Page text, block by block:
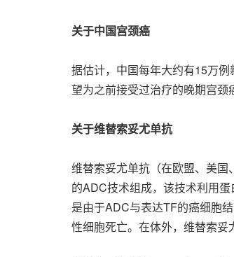
关于中国宫颈癌
据估计，中国每年大约有15万例
望为之前接受过治疗的晚期宫颈
关于维替索妥尤单抗
维替索妥尤单抗（在欧盟、美
的ADC技术组成，该技术利用
是由于ADC与表达TF的癌细胞
性细胞死亡。在体外，维替索